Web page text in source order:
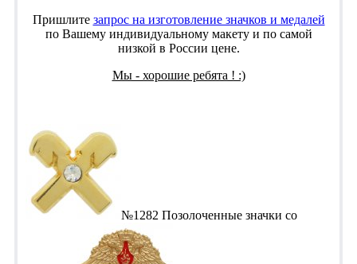
Пришлите запрос на изготовление значков и медалей
по Вашему индивидуальному макету и по самой
низкой в России цене.
Мы - хорошие ребята ! :)
№1282 Позолоченные значки со